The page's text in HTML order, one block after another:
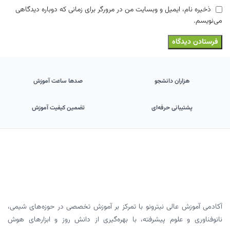
ذخیره نام، ایمیل و وبسایت من در مرورگر برای زمانی که دوباره دیدگاهی
می‌نویسم.
هزاران دانشجو صدها ساعت آموزش
پشتیبانی حرفه‌ای تضمین کیفیت آموزش
آکادمی آموزش عالی نیترونو با تمرکز بر آموزش تخصصی در حوزه‌های شیمی،
نانوفناوری و علوم پیشرفته، با بهره‌گیری از دانش روز و ابزارهای هوش